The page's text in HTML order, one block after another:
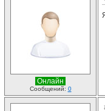
Онлайн
Сообщений: 0